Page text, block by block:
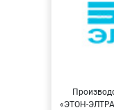
«ЭТОН-